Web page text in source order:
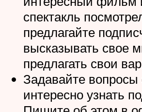
спектакль
предлагайте
высказывать свое
предлагать свои
Задавайте вопросы
интересно узнать